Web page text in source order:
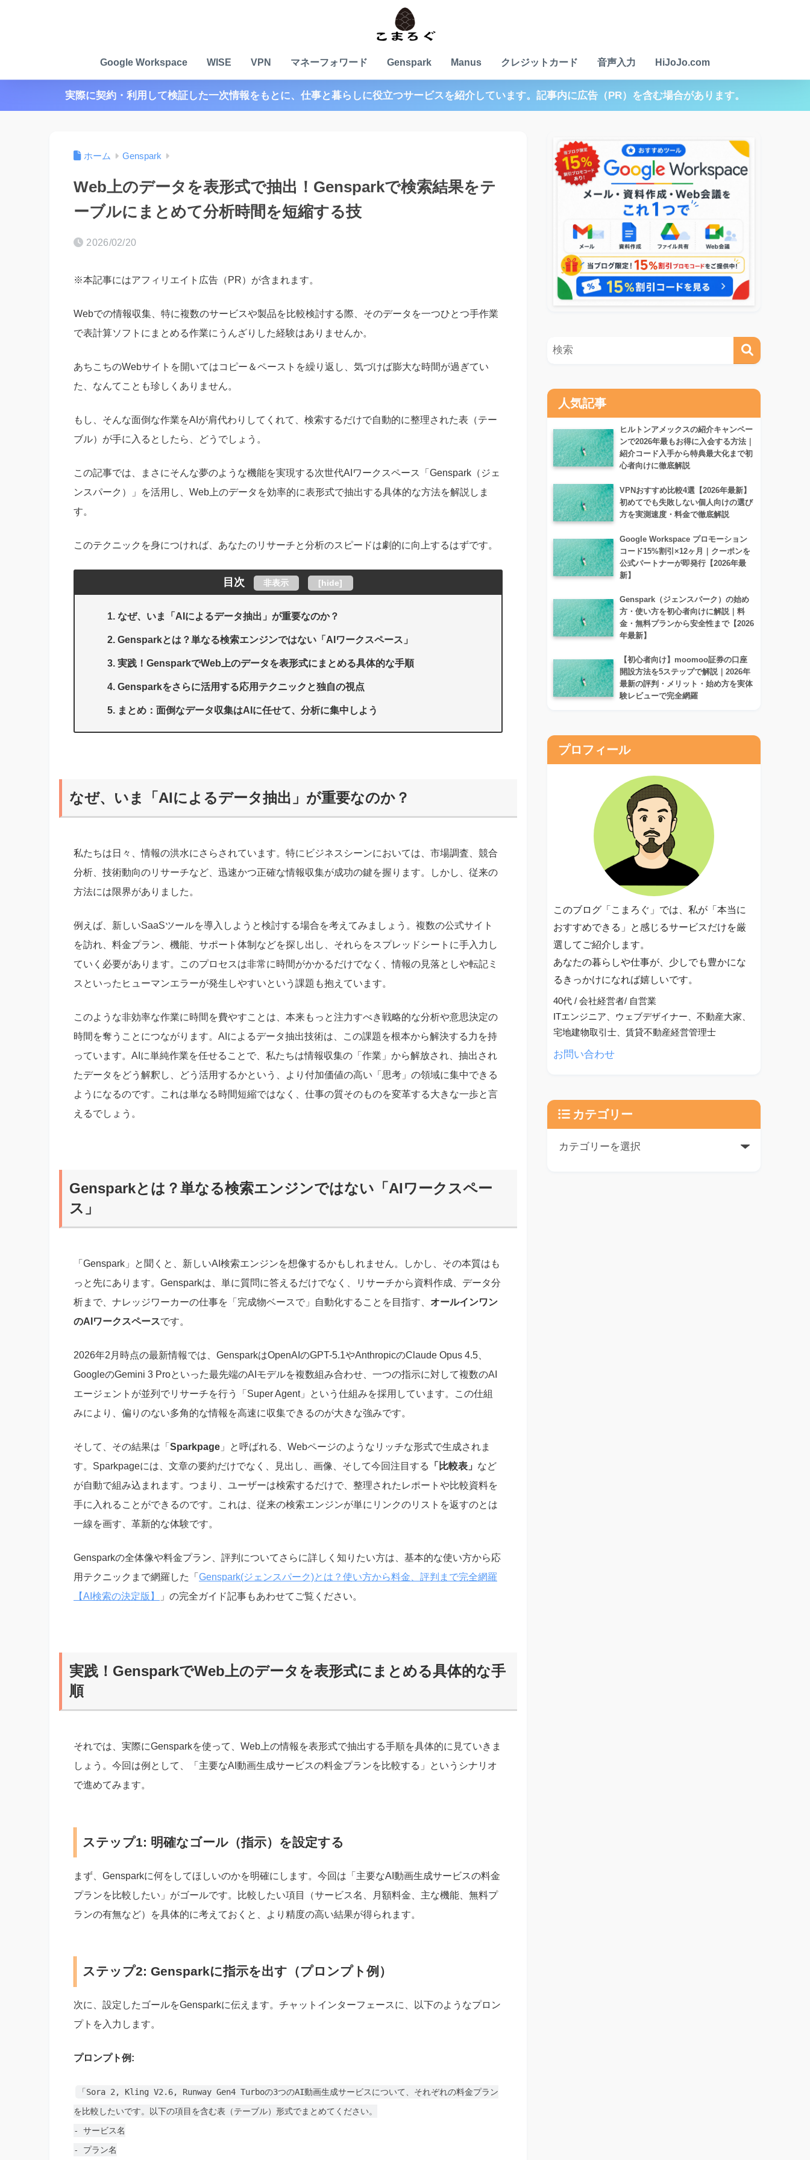
Google Workspace WISE VPN マネーフォワード Genspark Manus クレジットカード 音声入力 HiJoJo.com
実際に契約・利用して検証した一次情報をもとに、仕事と暮らしに役立つサービスを紹介しています。記事内に広告（PR）を含む場合があります。
ホーム Genspark
Web上のデータを表形式で抽出！Gensparkで検索結果をテ
ーブルにまとめて分析時間を短縮する技
2026/02/20
※本記事にはアフィリエイト広告（PR）が含まれます。
Webでの情報収集、特に複数のサービスや製品を比較検討する際、そのデータを一つひとつ手作業
で表計算ソフトにまとめる作業にうんざりした経験はありませんか。
あちこちのWebサイトを開いてはコピー＆ペーストを繰り返し、気づけば膨大な時間が過ぎてい
た、なんてことも珍しくありません。
もし、そんな面倒な作業をAIが肩代わりしてくれて、検索するだけで自動的に整理された表（テー
ブル）が手に入るとしたら、どうでしょう。
この記事では、まさにそんな夢のような機能を実現する次世代AIワークスペース「Genspark（ジェ
ンスパーク）」を活用し、Web上のデータを効率的に表形式で抽出する具体的な方法を解説しま
す。
このテクニックを身につければ、あなたのリサーチと分析のスピードは劇的に向上するはずです。
目次 非表示 [hide]
なぜ、いま「AIによるデータ抽出」が重要なのか？
Gensparkとは？単なる検索エンジンではない「AIワークスペース」
実践！GensparkでWeb上のデータを表形式にまとめる具体的な手順
Gensparkをさらに活用する応用テクニックと独自の視点
まとめ：面倒なデータ収集はAIに任せて、分析に集中しよう
なぜ、いま「AIによるデータ抽出」が重要なのか？
私たちは日々、情報の洪水にさらされています。特にビジネスシーンにおいては、市場調査、競合
分析、技術動向のリサーチなど、迅速かつ正確な情報収集が成功の鍵を握ります。しかし、従来の
方法には限界がありました。
例えば、新しいSaaSツールを導入しようと検討する場合を考えてみましょう。複数の公式サイト
を訪れ、料金プラン、機能、サポート体制などを探し出し、それらをスプレッドシートに手入力し
ていく必要があります。このプロセスは非常に時間がかかるだけでなく、情報の見落としや転記ミ
スといったヒューマンエラーが発生しやすいという課題も抱えています。
このような非効率な作業に時間を費やすことは、本来もっと注力すべき戦略的な分析や意思決定の
時間を奪うことにつながります。AIによるデータ抽出技術は、この課題を根本から解決する力を持
っています。AIに単純作業を任せることで、私たちは情報収集の「作業」から解放され、抽出され
たデータをどう解釈し、どう活用するかという、より付加価値の高い「思考」の領域に集中できる
ようになるのです。これは単なる時間短縮ではなく、仕事の質そのものを変革する大きな一歩と言
えるでしょう。
Gensparkとは？単なる検索エンジンではない「AIワークスペー
ス」
「Genspark」と聞くと、新しいAI検索エンジンを想像するかもしれません。しかし、その本質はも
っと先にあります。Gensparkは、単に質問に答えるだけでなく、リサーチから資料作成、データ分
析まで、ナレッジワーカーの仕事を「完成物ベースで」自動化することを目指す、 オールインワン
のAIワークスペースです。
2026年2月時点の最新情報では、GensparkはOpenAIのGPT-5.1やAnthropicのClaude Opus 4.5、
GoogleのGemini 3 Proといった最先端のAIモデルを複数組み合わせ、一つの指示に対して複数のAI
エージェントが並列でリサーチを行う「Super Agent」という仕組みを採用しています。この仕組
みにより、偏りのない多角的な情報を高速に収集できるのが大きな強みです。
そして、その結果は「 Sparkpage 」と呼ばれる、Webページのようなリッチな形式で生成されま
す。Sparkpageには、文章の要約だけでなく、見出し、画像、そして今回注目する
「比較表」 など
が自動で組み込まれます。つまり、ユーザーは検索するだけで、整理されたレポートや比較資料を
手に入れることができるのです。これは、従来の検索エンジンが単にリンクのリストを返すのとは
一線を画す、革新的な体験です。
Gensparkの全体像や料金プラン、評判についてさらに詳しく知りたい方は、基本的な使い方から応
用テクニックまで網羅した「 Genspark(ジェンスパーク)とは？使い方から料金、評判まで完全網羅
【AI検索の決定版】
」の完全ガイド記事もあわせてご覧ください。
実践！GensparkでWeb上のデータを表形式にまとめる具体的な手
順
それでは、実際にGensparkを使って、Web上の情報を表形式で抽出する手順を具体的に見ていきま
しょう。今回は例として、「主要なAI動画生成サービスの料金プランを比較する」というシナリオ
で進めてみます。
ステップ1: 明確なゴール（指示）を設定する
まず、Gensparkに何をしてほしいのかを明確にします。今回は「主要なAI動画生成サービスの料金
プランを比較したい」がゴールです。比較したい項目（サービス名、月額料金、主な機能、無料プ
ランの有無など）を具体的に考えておくと、より精度の高い結果が得られます。
ステップ2: Gensparkに指示を出す（プロンプト例）
次に、設定したゴールをGensparkに伝えます。チャットインターフェースに、以下のようなプロン
プトを入力します。
プロンプト例:
「Sora 2, Kling V2.6, Runway Gen4 Turboの3つのAI動画生成サービスについて、それぞれの料金プラン
を比較したいです。以下の項目を含む表（テーブル）形式でまとめてください。
- サービス名
- プラン名
人気記事
ヒルトンアメックスの紹介キャンペー
ンで2026年最もお得に入会する方法｜
紹介コード入手から特典最大化まで初
心者向けに徹底解説
VPNおすすめ比較4選【2026年最新】
初めてでも失敗しない個人向けの選び
方を実測速度・料金で徹底解説
Google Workspace プロモーション
コード15%割引×12ヶ月｜クーポンを
公式パートナーが即発行【2026年最
新】
Genspark（ジェンスパーク）の始め
方・使い方を初心者向けに解説｜料
金・無料プランから安全性まで【2026
年最新】
【初心者向け】moomoo証券の口座
開設方法を5ステップで解説｜2026年
最新の評判・メリット・始め方を実体
験レビューで完全網羅
プロフィール
このブログ「こまろぐ」では、私が「本当に
おすすめできる」と感じるサービスだけを厳
選してご紹介します。
あなたの暮らしや仕事が、少しでも豊かにな
るきっかけになれば嬉しいです。
40代 / 会社経営者/ 自営業
ITエンジニア、ウェブデザイナー、不動産大家、
宅地建物取引士、賃貸不動産経営管理士
お問い合わせ
カテゴリー